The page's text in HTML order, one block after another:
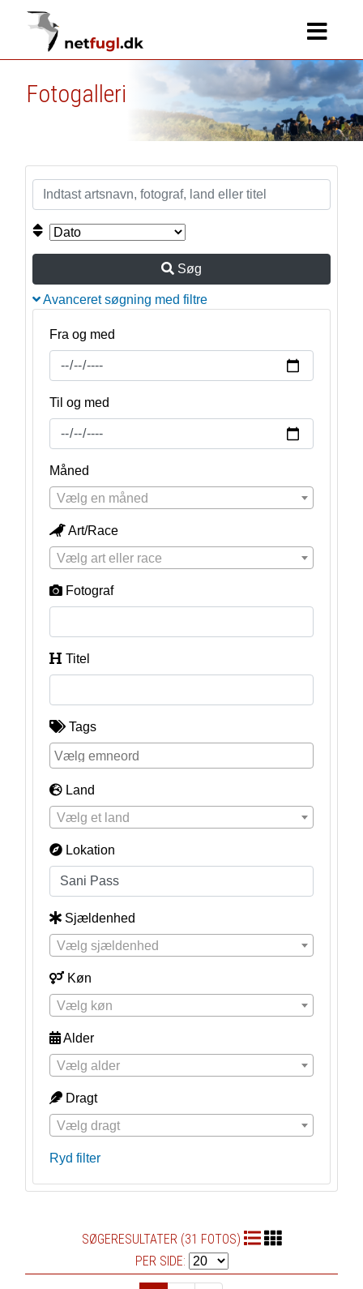
Fotogalleri
Søg
Avanceret søgning med filtre
Fra og med
Til og med
Måned
Vælg en måned
Art/Race
Vælg art eller race
Fotograf
Titel
Tags
Land
Vælg et land
Lokation
Sjældenhed
Vælg sjældenhed
Køn
Vælg køn
Alder
Vælg alder
Dragt
Vælg dragt
Ryd filter
SØGERESULTATER (31 FOTOS)
PER SIDE: